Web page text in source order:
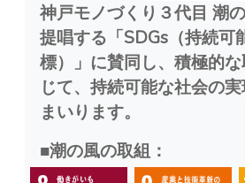
神戸モノづくり３代目 潮
提唱する「SDGs（持続可
標）」に賛同し、積極的
じて、持続可能な社会の
まいります。
■潮の風の取組：